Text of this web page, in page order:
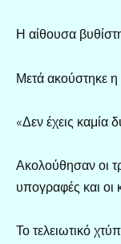
Η αίθουσα
Μετά ακούστηκε
«Δεν έχεις καμία
Ακολούθησαν οι
υπογραφές και οι
Το τελειωτικό